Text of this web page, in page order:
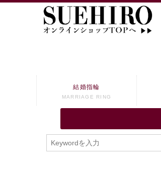
結婚指輪
MARRIAGE RING